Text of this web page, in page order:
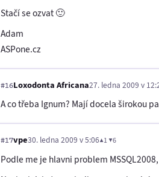
Stačí se ozvat 🙂
Adam
ASPone.cz
#16Loxodonta Africana27. ledna 2009 v
A co třeba Ignum? Mají docela širokou
#17vpe30. ledna 2009 v 5:06▲1 ▼6
Podle me je hlavni problem